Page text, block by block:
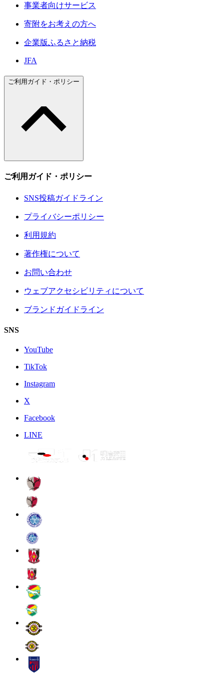
事業者向けサービス
寄附をお考えの方へ
企業版ふるさと納税
JFA
ご利用ガイド・ポリシー
ご利用ガイド・ポリシー
SNS投稿ガイドライン
プライバシーポリシー
利用規約
著作権について
お問い合わせ
ウェブアクセシビリティについて
ブランドガイドライン
SNS
YouTube
TikTok
Instagram
X
Facebook
LINE